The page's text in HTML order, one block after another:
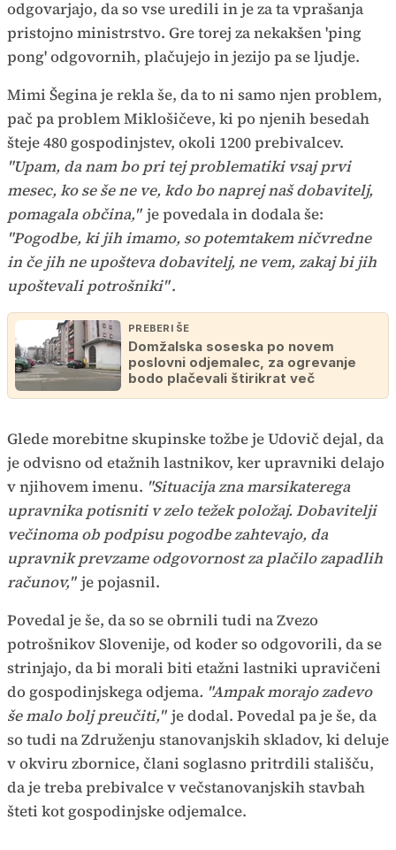
odgovarjajo, da so vse uredili in je za ta vprašanja
pristojno ministrstvo. Gre torej za nekakšen 'ping
pong' odgovornih, plačujejo in jezijo pa se ljudje.
Mimi Šegina je rekla še, da to ni samo njen problem,
pač pa problem Miklošičeve, ki po njenih besedah
šteje 480 gospodinjstev, okoli 1200 prebivalcev.
"Upam, da nam bo pri tej problematiki vsaj prvi
mesec, ko se še ne ve, kdo bo naprej naš dobavitelj,
pomagala občina," je povedala in dodala še:
"Pogodbe, ki jih imamo, so potemtakem ničvredne
in če jih ne upošteva dobavitelj, ne vem, zakaj bi jih
upoštevali potrošniki".
PREBERI ŠE
Domžalska soseska po novem
poslovni odjemalec, za ogrevanje
bodo plačevali štirikrat več
Glede morebitne skupinske tožbe je Udovič dejal, da
je odvisno od etažnih lastnikov, ker upravniki delajo
v njihovem imenu. "Situacija zna marsikaterega
upravnika potisniti v zelo težek položaj. Dobavitelji
večinoma ob podpisu pogodbe zahtevajo, da
upravnik prevzame odgovornost za plačilo zapadlih
računov," je pojasnil.
Povedal je še, da so se obrnili tudi na Zvezo
potrošnikov Slovenije, od koder so odgovorili, da se
strinjajo, da bi morali biti etažni lastniki upravičeni
do gospodinjskega odjema. "Ampak morajo zadevo
še malo bolj preučiti," je dodal. Povedal pa je še, da
so tudi na Združenju stanovanjskih skladov, ki deluje
v okviru zbornice, člani soglasno pritrdili stališču,
da je treba prebivalce v večstanovanjskih stavbah
šteti kot gospodinjske odjemalce.